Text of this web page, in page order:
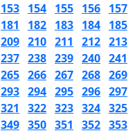
153 154 155 156 157
181 182 183 184 185
209 210 211 212 213
237 238 239 240 241
265 266 267 268 269
293 294 295 296 297
321 322 323 324 325
349 350 351 352 353